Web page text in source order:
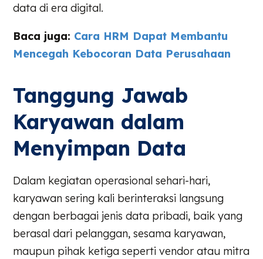
data di era digital.
Baca juga: Cara HRM Dapat Membantu
Mencegah Kebocoran Data Perusahaan
Tanggung Jawab
Karyawan dalam
Menyimpan Data
Dalam kegiatan operasional sehari-hari,
karyawan sering kali berinteraksi langsung
dengan berbagai jenis data pribadi, baik yang
berasal dari pelanggan, sesama karyawan,
maupun pihak ketiga seperti vendor atau mitra